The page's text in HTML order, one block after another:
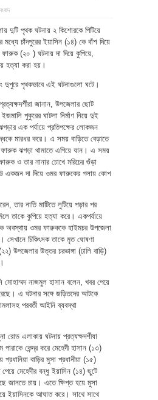
দুটি পৃথক ঘটনায় ২ কিশোরকে পিটিয়ে
মধ্যে চাঁদপুরের ইয়াসিন (১৪) কে বাঁশ দিয়ে
ফারুক (২০ ) ঘটনায় দা দিয়ে কুপিয়ে,
হত্যা করা হয়।
দুপুরে পৃথকভাবে এই ঘটনাগুলো ঘটে।
জানান, উপজেলার ছোট
পুকুরের ঘাটলা নির্মাণ নিয়ে দুই
এক পর্যায়ে প্রতিপক্ষের লোকজন
মারধর করে। এ সময় বাড়িতে বেড়াতে
ঝগড়া থামাতে এগিয়ে যান। এ সময়
ও তার নানার চোখে মরিচের গুঁড়া
একজন দা দিয়ে ওমর ফারুকের গলায় কোপ
তার নাতি মাটিতে লুটিয়ে পড়ার পর
তাকে কুপিয়ে হত্যা করে। একপর্যায়ে
অবস্থায় ওমর ফারুককে হাইমচর উপজেলা
সেখানে চিকিৎসক তাকে মৃত ঘোষণা
উপজেলার উত্তর চরভাঙ্গা (ঢালি বাড়ি)
মোহাম্মদ নাজমুল হাসান বলেন, খবর পেয়ে
এ ঘটনার সঙ্গে জড়িতদের আটকে
পরবর্তী আইনি ব্যবস্থা
রোড এলাকায় ঘটনায় প্রত্যক্ষদর্শীযা
কেন্দ্র করে মেহেদী হাসান (১৩)
বাড়ির মুসা প্রধানীয়া (১৫)
মেহেদীর বন্ধু ইয়াসিন (১৪) ছুটে
জানতে চায়। এতে ক্ষিপ্ত হয়ে মুসা
ইয়াসিনকে আঘাত করে। সাথে সাথে